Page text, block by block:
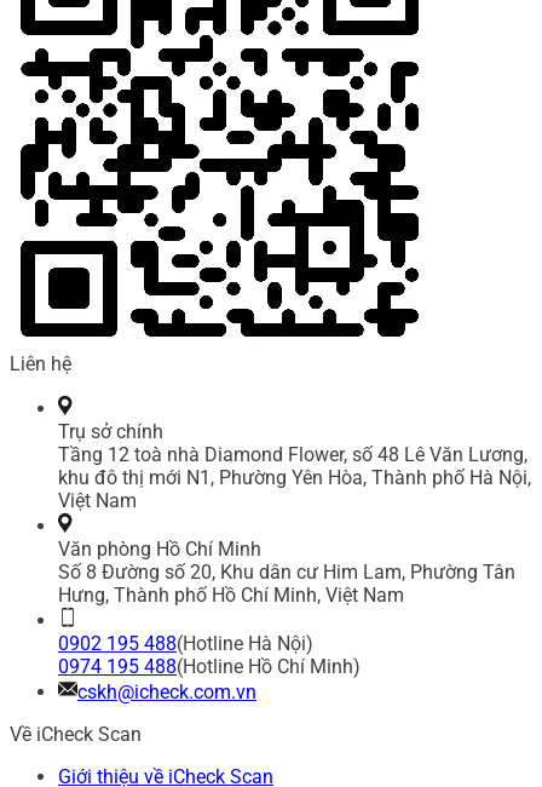
Liên hệ
Trụ sở chính
Tầng 12 toà nhà Diamond Flower, số 48 Lê Văn Lương,
khu đô thị mới N1, Phường Yên Hòa, Thành phố Hà Nội,
Việt Nam
Văn phòng Hồ Chí Minh
Số 8 Đường số 20, Khu dân cư Him Lam, Phường Tân
Hưng, Thành phố Hồ Chí Minh, Việt Nam
0902 195 488(Hotline Hà Nội)
0974 195 488(Hotline Hồ Chí Minh)
cskh@icheck.com.vn
Về iCheck Scan
Giới thiệu về iCheck Scan